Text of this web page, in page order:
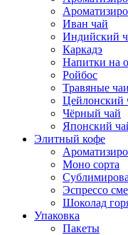
Иван чай
Индийский
Каркадэ
Напитки на
Ройбос
Травяные чаи
Цейлонский
Чёрный чай
Японский
Элитный кофе
Моно сорта
Эспрессо
Шоколад
Упаковка
Пакеты